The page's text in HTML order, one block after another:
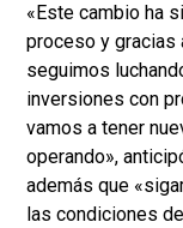
«Este cambio ha
proceso y
seguimos
inversiones con
vamos a tener
operando»,
además que
las condiciones